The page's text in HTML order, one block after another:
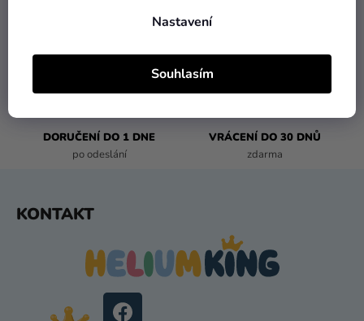
Nastavení
Souhlasím
více než 30 000 produktů
nabízíme od 1190 Kč
DORUČENÍ DO 1 DNE
po odeslání
VRÁCENÍ DO 30 DNŮ
zdarma
KONTAKT